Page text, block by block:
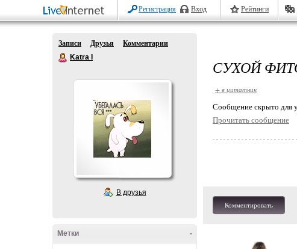
Регистрация Вход Рейтинги
Записи Друзья
Комментарии
Katra I
В друзья
-
Метки
СУХОЙ
+ в цитатник
Cообщение скрыто для
Прочитать сообщение
Комментировать